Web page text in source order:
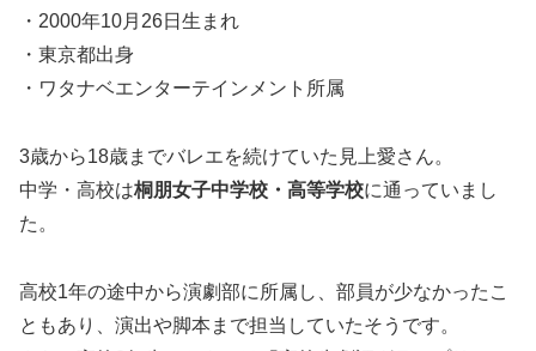
・2000年10月26日生まれ
・東京都出身
・ワタナベエンターテインメント所属
3歳から18歳までバレエを続けていた見上愛さん。
中学・高校は桐朋女子中学校・高等学校に通っていまし
た。
高校1年の途中から演劇部に所属し、部員が少なかったこ
ともあり、演出や脚本まで担当していたそうです。